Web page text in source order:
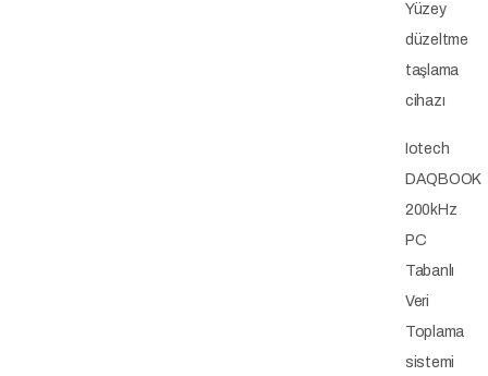
Yüzey
düzeltme
taşlama
cihazı
Iotech
DAQBOOK
200kHz
PC
Tabanlı
Veri
Toplama
sistemi